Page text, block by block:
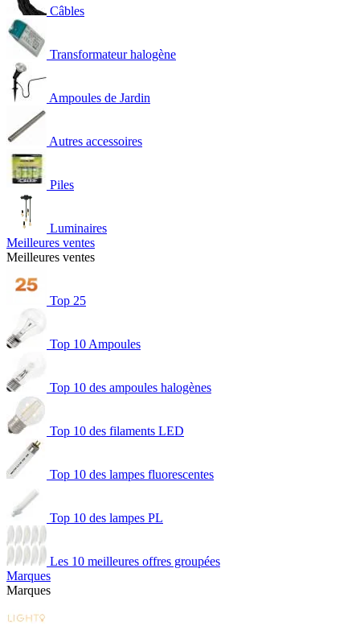
Câbles
Transformateur halogène
Ampoules de Jardin
Autres accessoires
Piles
Luminaires
Meilleures ventes
Meilleures ventes
Top 25
Top 10 Ampoules
Top 10 des ampoules halogènes
Top 10 des filaments LED
Top 10 des lampes fluorescentes
Top 10 des lampes PL
Les 10 meilleures offres groupées
Marques
Marques